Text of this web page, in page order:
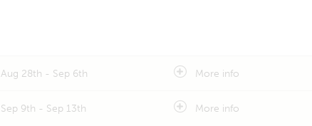
Aug 28th - Sep 6th More info
Sep 9th - Sep 13th More info